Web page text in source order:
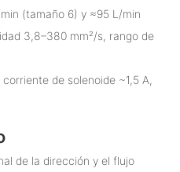
(tamaño 6) y ≈95 L/min
3,8–380 mm²/s, rango de
de solenoide ~1,5 A,
de la dirección y el flujo